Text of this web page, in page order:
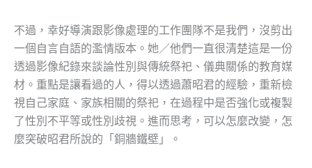
不過，幸好導演跟影像處理的工作團隊不是我們，沒剪出
一個自言自語的濫情版本。她／他們一直很清楚這是一份
透過影像紀錄來談論性別與傳統祭祀、儀典關係的教育媒
材。重點是讓看過的人，得以透過蕭昭君的經驗，重新檢
視自己家庭、家族相關的祭祀，在過程中是否強化或複製
了性別不平等或性別歧視。進而思考，可以怎麼改變，怎
麼突破昭君所說的「銅牆鐵壁」。